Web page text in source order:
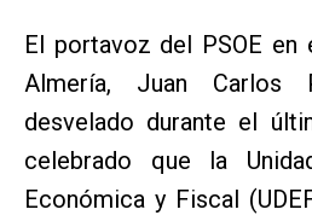
El portavoz del PSOE en
Almería, Juan Carlos
desvelado durante el
celebrado que la
Económica y Fiscal